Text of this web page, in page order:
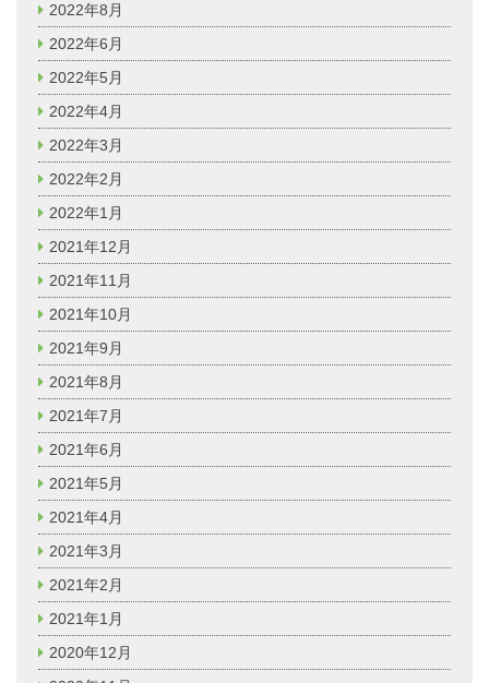
2022年8月
2022年6月
2022年5月
2022年4月
2022年3月
2022年2月
2022年1月
2021年12月
2021年11月
2021年10月
2021年9月
2021年8月
2021年7月
2021年6月
2021年5月
2021年4月
2021年3月
2021年2月
2021年1月
2020年12月